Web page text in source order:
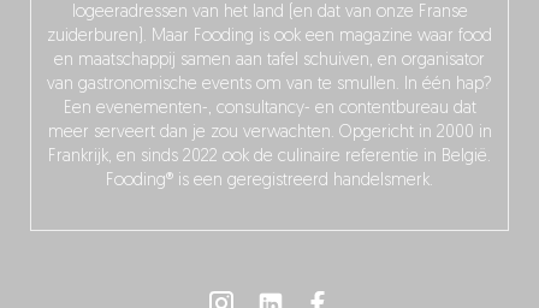
logeeradressen van het land (en dat van onze Franse
zuiderburen). Maar Fooding is ook een magazine waar food
en maatschappij samen aan tafel schuiven, en organisator
van gastronomische events om van te smullen. In één hap?
Een evenementen-, consultancy- en contentbureau dat
meer serveert dan je zou verwachten. Opgericht in 2000 in
Frankrijk, en sinds 2022 ook de culinaire referentie in België.
Fooding® is een geregistreerd handelsmerk.